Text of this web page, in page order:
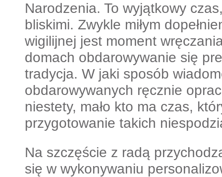
Narodzenia. To wyjątkowy
bliskimi. Zwykle miłym
wigilijnej jest moment
domach obdarowywanie się
tradycja. W jaki sposób
obdarowywanych ręcznie
niestety, mało kto ma czas,
przygotowanie takich
Na szczęście z radą
się w wykonywaniu